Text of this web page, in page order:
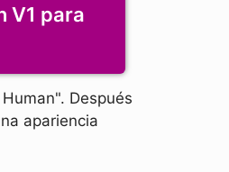
V1 para
Después
apariencia